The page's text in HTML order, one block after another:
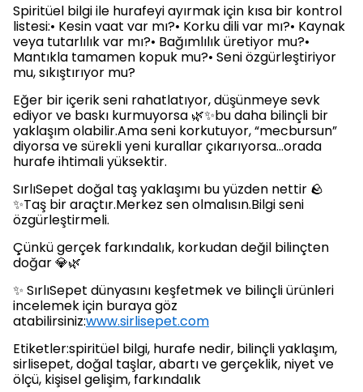
Spiritüel bilgi ile hurafeyi ayırmak için kısa bir kontrol
listesi:• Kesin vaat var mı?• Korku dili var mı?• Kaynak
veya tutarlılık var mı?• Bağımlılık üretiyor mu?•
Mantıkla tamamen kopuk mu?• Seni özgürleştiriyor
mu, sıkıştırıyor mu?
Eğer bir içerik seni rahatlatıyor, düşünmeye sevk
ediyor ve baskı kurmuyorsa 🌿✨bu daha bilinçli bir
yaklaşım olabilir.Ama seni korkutuyor, “mecbursun”
diyorsa ve sürekli yeni kurallar çıkarıyorsa…orada
hurafe ihtimali yüksektir.
SırlıSepet doğal taş yaklaşımı bu yüzden nettir 🪨
✨Taş bir araçtır.Merkez sen olmalısın.Bilgi seni
özgürleştirmeli.
Çünkü gerçek farkındalık, korkudan değil bilinçten
doğar 💎🌿
✨ SırlıSepet dünyasını keşfetmek ve bilinçli ürünleri
incelemek için buraya göz
atabilirsiniz:www.sirlisepet.com
Etiketler:spiritüel bilgi, hurafe nedir, bilinçli yaklaşım,
sirlisepet, doğal taşlar, abartı ve gerçeklik, niyet ve
ölçü, kişisel gelişim, farkındalık